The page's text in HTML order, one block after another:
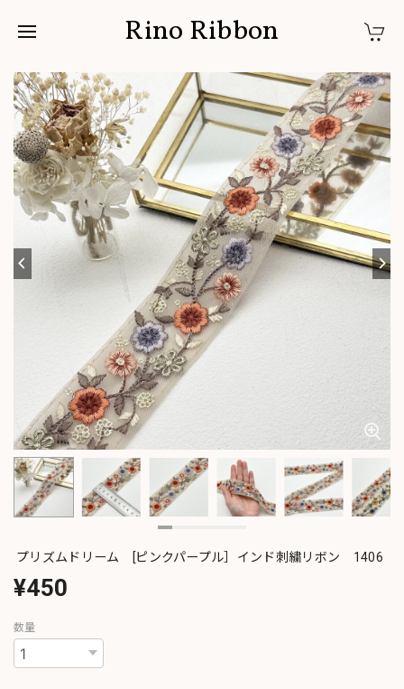
Rino Ribbon
プリズムドリーム [ピンクパープル］インド刺繍リボン 1406
¥450
数量